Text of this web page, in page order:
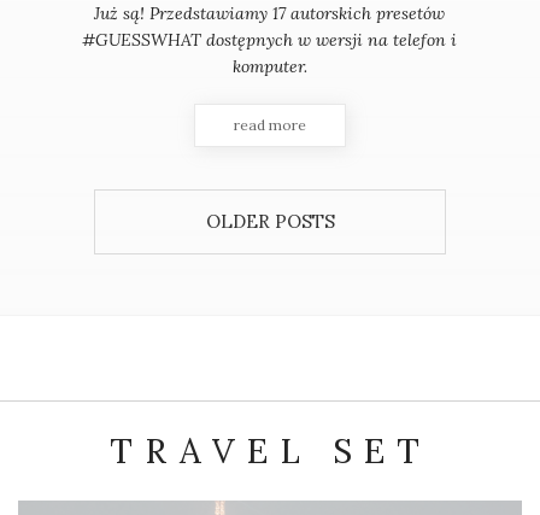
Już są! Przedstawiamy 17 autorskich presetów
#GUESSWHAT dostępnych w wersji na telefon i
komputer.
read more
OLDER POSTS
TRAVEL SET